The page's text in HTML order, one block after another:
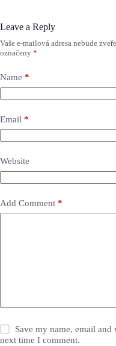
Leave a Reply
Vaše e-mailová adresa nebude
označeny *
Name *
Email *
Website
Add Comment *
Save my name, email
next time I comment.